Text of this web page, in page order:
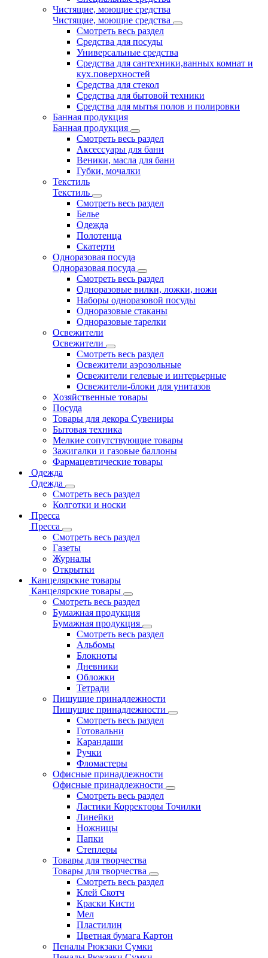
Чистящие, моющие средства
Чистящие, моющие средства
Смотреть весь раздел
Средства для посуды
Универсальные средства
Средства для сантехники,ванных комнат и
кух.поверхностей
Средства для стекол
Средства для бытовой техники
Средства для мытья полов и полировки
Банная продукция
Банная продукция
Смотреть весь раздел
Аксессуары для бани
Веники, масла для бани
Губки, мочалки
Текстиль
Текстиль
Смотреть весь раздел
Белье
Одежда
Полотенца
Скатерти
Одноразовая посуда
Одноразовая посуда
Смотреть весь раздел
Одноразовые вилки, ложки, ножи
Наборы одноразовой посуды
Одноразовые стаканы
Одноразовые тарелки
Освежители
Освежители
Смотреть весь раздел
Освежители аэрозольные
Освежители гелевые и интерьерные
Освежители-блоки для унитазов
Хозяйственные товары
Посуда
Товары для декора Сувениры
Бытовая техника
Мелкие сопутствующие товары
Зажигалки и газовые баллоны
Фармацевтические товары
Одежда
Одежда
Смотреть весь раздел
Колготки и носки
Пресса
Пресса
Смотреть весь раздел
Газеты
Журналы
Открытки
Канцелярские товары
Канцелярские товары
Смотреть весь раздел
Бумажная продукция
Бумажная продукция
Смотреть весь раздел
Альбомы
Блокноты
Дневники
Обложки
Тетради
Пишущие принадлежности
Пишущие принадлежности
Смотреть весь раздел
Готовальни
Карандаши
Ручки
Фломастеры
Офисные принадлежности
Офисные принадлежности
Смотреть весь раздел
Ластики Корректоры Точилки
Линейки
Ножницы
Папки
Степлеры
Товары для творчества
Товары для творчества
Смотреть весь раздел
Клей Скотч
Краски Кисти
Мел
Пластилин
Цветная бумага Картон
Пеналы Рюкзаки Сумки